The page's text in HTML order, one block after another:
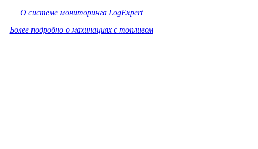
О системе мониторинга LogExpert
Более подробно о махинациях с топливом